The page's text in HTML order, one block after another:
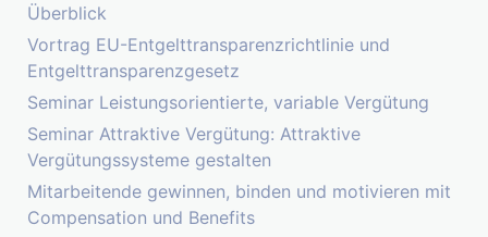
Überblick
Vortrag EU-Entgelttransparenzrichtlinie und
Entgelttransparenzgesetz
Seminar Leistungsorientierte, variable Vergütung
Seminar Attraktive Vergütung: Attraktive
Vergütungssysteme gestalten
Mitarbeitende gewinnen, binden und motivieren mit
Compensation und Benefits